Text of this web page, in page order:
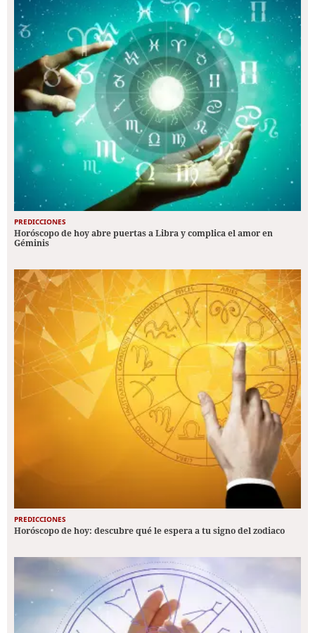
PREDICCIONES
Horóscopo de hoy abre puertas a Libra y complica el amor en
Géminis
PREDICCIONES
Horóscopo de hoy: descubre qué le espera a tu signo del zodiaco